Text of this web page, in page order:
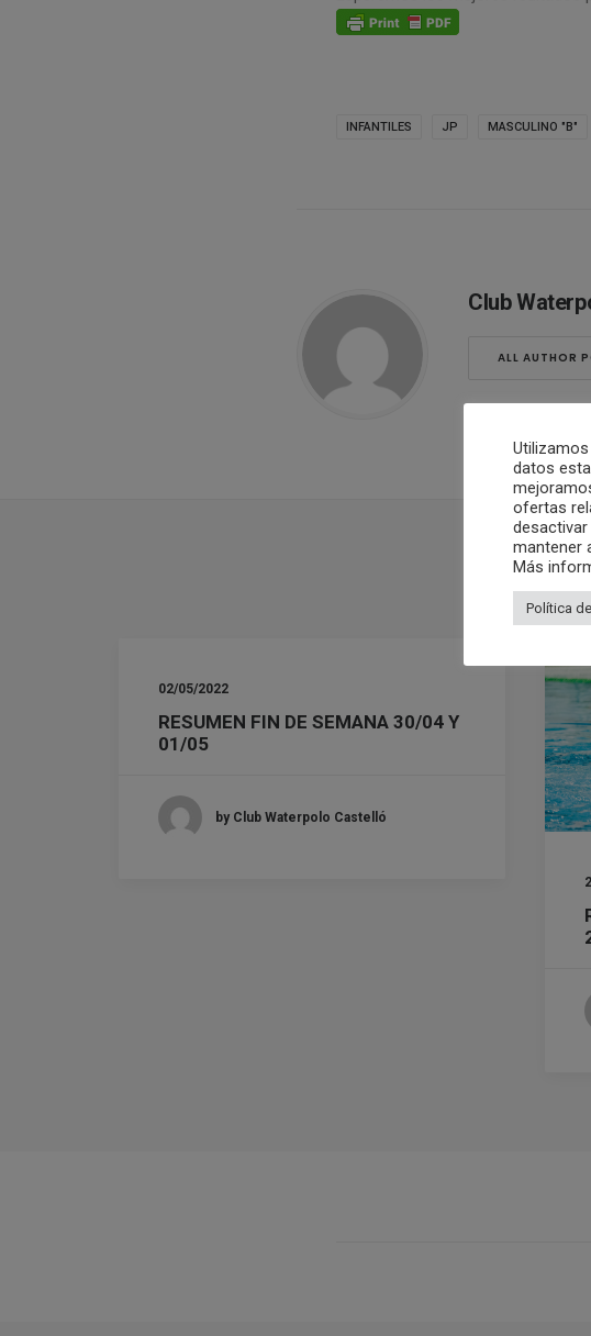
INFANTILES JP MASCULINO "B"
Club
ALL AUTHOR
02/05/2022
RESUMEN FIN DE SEMANA 30/04 Y
01/05
by Club Waterpolo Castelló
datos
ofertas
mantener
Más
Política